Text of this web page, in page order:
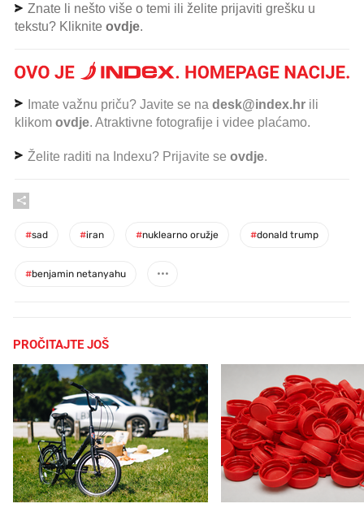
Znate li nešto više o temi ili želite prijaviti grešku u
tekstu? Kliknite ovdje.
Imate važnu priču? Javite se na desk@index.hr ili
klikom ovdje. Atraktivne fotografije i videe plaćamo.
Želite raditi na Indexu? Prijavite se ovdje.
#sad #iran #nuklearno oružje #donald trump
#benjamin netanyahu
PROČITAJTE JOŠ